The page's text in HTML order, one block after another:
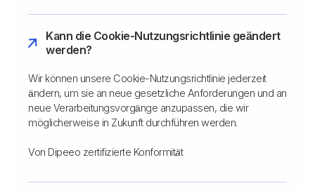
Kann die Cookie-Nutzungsrichtlinie geändert
werden?
Wir können unsere Cookie-Nutzungsrichtlinie jederzeit
ändern, um sie an neue gesetzliche Anforderungen und an
neue Verarbeitungsvorgänge anzupassen, die wir
möglicherweise in Zukunft durchführen werden.
Von Dipeeo zertifizierte Konformität